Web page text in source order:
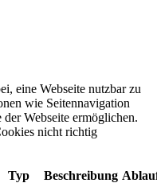
eine Webseite nutzbar zu
wie Seitennavigation
Webseite ermöglichen.
nicht richtig
Typ Beschreibung